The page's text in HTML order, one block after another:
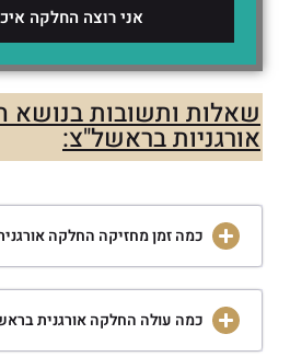
אני רוצה החלקה
שאלות ותשובות בנושא
אורגניות בראשל"צ:
כמה זמן מחזיקה החלקה
כמה עולה החלקה אורגנית